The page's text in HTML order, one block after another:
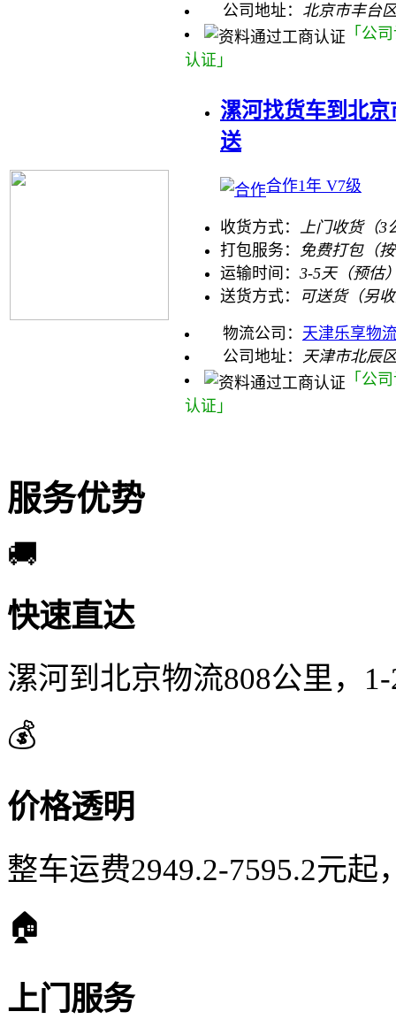
公司地址： 北京市丰台
「公
认证」
漯河找货车到北京
送
合作1年 V7级
收货方式：
上门收货（
打包服务：
免费打包（
运输时间： 3-5天（预估
送货方式：
可送货（另
物流公司： 天津乐享物
公司地址：
天津市北辰
「公
认证」
服务优势
🚚
快速直达
漯河到北京物流808公里，
💰
价格透明
整车运费2949.2-7595.2元起
🏠
上门服务